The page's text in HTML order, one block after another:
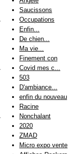
Saucissons
Occupations
Enfin...
De chien...
Ma vie...
Finement con
Covid mes c...
503
D'ambiance...
enfin du nouveau
Racine
Nonchalant
2020
ZMAD
Micro expo vente